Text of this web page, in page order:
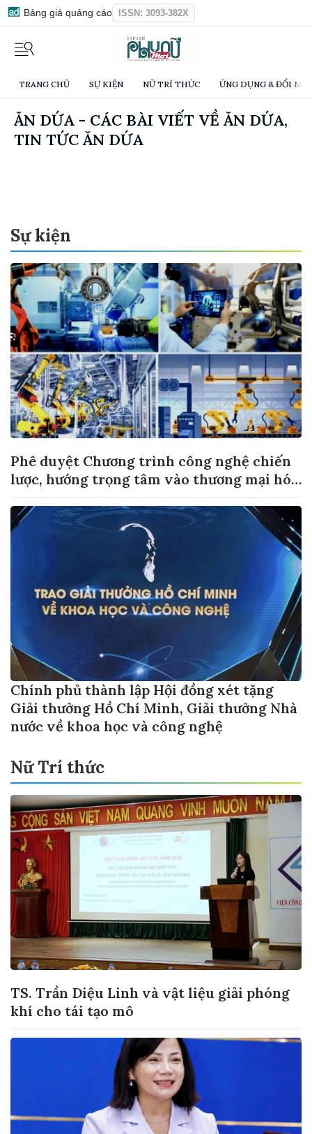
Bảng giá quảng cáo ISSN: 3093-382X
TRANG CHỦ SỰ KIỆN NỮ TRÍ THỨC ỨNG DỤNG & ĐỔI
ĂN DỨA - CÁC BÀI VIẾT VỀ ĂN DỨA,
TIN TỨC ĂN DỨA
Sự kiện
Phê duyệt Chương trình công nghệ chiến
lược, hướng trọng tâm vào thương mại hóa
Chính phủ thành lập Hội đồng xét tặng
Giải thưởng Hồ Chí Minh, Giải thưởng Nhà
nước về khoa học và công nghệ
Nữ Trí thức
TS. Trần Diệu Linh và vật liệu giải phóng
khí cho tái tạo mô